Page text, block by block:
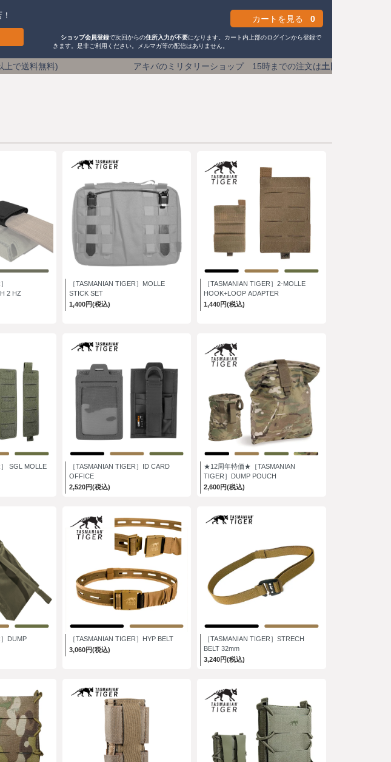
カートを見る 0
ショップ会員登録で次回からの住所入力が不要になります。カート内上部のログインから登録で
きます。是非ご利用ください。メルマガ等の配信はありません。
料) アキバのミリタリーショップ 15時までの注文は土日祝も即日発送送料590円
2 HZ
［TASMANIAN TIGER］MOLLE
STICK SET
1,400円(税込)
［TASMANIAN TIGER］2-MOLLE
HOOK+LOOP ADAPTER
1,440円(税込)
］ SGL MOLLE
［TASMANIAN TIGER］ID CARD
OFFICE
2,520円(税込)
★12周年特価★［TASMANIAN
TIGER］DUMP POUCH
2,600円(税込)
］DUMP
［TASMANIAN TIGER］HYP BELT
3,060円(税込)
［TASMANIAN TIGER］STRECH
BELT 32mm
3,240円(税込)